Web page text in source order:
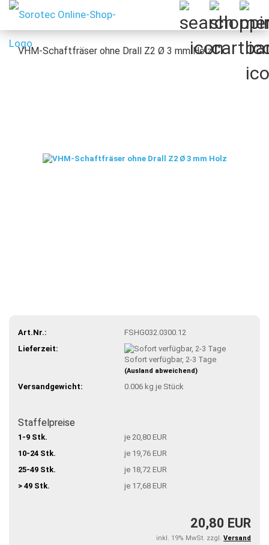
VHM-Schaftfräser ohne Drall Z2 Ø 3 mm Holz
Art.Nr.:
FSHG032.0300.12
Lieferzeit:
Sofort verfügbar, 2-3 Tage
(Ausland abweichend)
Versandgewicht: 0.006kg je Stück
Staffelpreise
1-9 Stk.
je 20,80 EUR
10-24 Stk.
je 19,76 EUR
25-49 Stk.
je 18,72 EUR
> 49 Stk.
je 17,68 EUR
20,80 EUR
inkl. 19% MwSt. zzgl. Versand